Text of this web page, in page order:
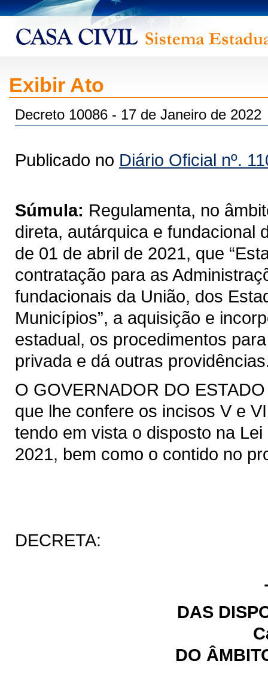
Exibir Ato
Decreto 10086 - 17 de Janeiro de 2022
Publicado no Diário Oficial nº.
Súmula: Regulamenta, no
direta, autárquica e fundacional
de 01 de abril de 2021, que
contratação para as
fundacionais da União, dos
Municípios”, a aquisição e
estadual, os procedimentos
privada e dá outras
O GOVERNADOR DO
que lhe confere os incisos V e
tendo em vista o disposto na
2021, bem como o contido no
DECRETA:
DAS
DO